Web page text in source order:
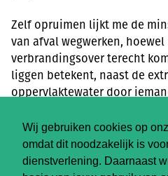
Wij gebruiken cookies op
omdat dit noodzakelijk is
dienstverlening. Daarnaast
Zelf opruimen lijkt me de
van afval wegwerken,
verbrandingsover terecht
liggen betekent, naast de
oppervlaktewater door
samenleving. Ons hondje
nodig om gezond te blijven;
eigenlijk chemisch afval.